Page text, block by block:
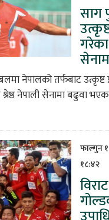
साग
नेपालको तर्फबाट उत्कृष्ट
नेपाली सेनामा बढुवा
फाल्गुन
१८:४२
विराट